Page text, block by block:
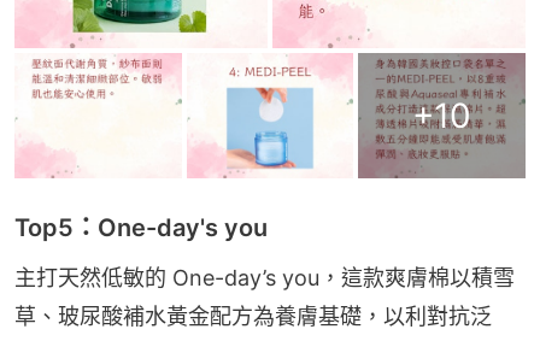
+10
Top5：One-day's you
主打天然低敏的 One-day’s you，這款爽膚棉以積雪
草、玻尿酸補水黃金配方為養膚基礎，以利對抗泛